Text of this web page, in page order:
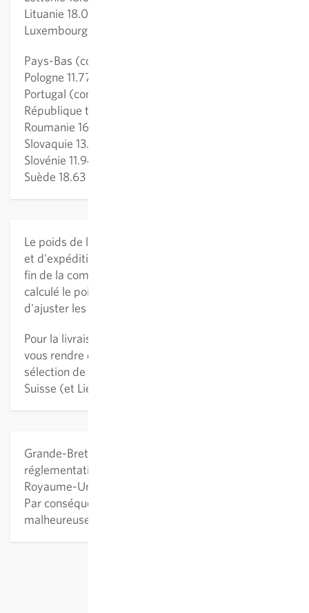
Lituanie 18.03 €
Luxembourg 10.20 €
Pays-Bas (continentals) 10.79 €
Pologne 11.77 €
Portugal (continental) 15.79 €
République tchèque 12.21€
Roumanie 16.24 €
Slovaquie 13.08 €
Slovénie 11.94 €
Suède 18.63 €
Le poids de la commande et les frais de traitement
et d'expédition qui en résultent sont spécifiés à la
fin de la commande. Si la boutique en ligne a mal
calculé le poids, nous nous réservons le droit
d'ajuster les frais de traitement et d'expédition.
Pour la livraison dans les pays suivants, veuillez
vous rendre dans la boutique individuelle via la
sélection de pays dans le coin supérieur droit :
Suisse (et Liechtenstein).
Grande-Bretagne (UK) : En raison de Brexit, la
réglementation relative à la navigation vers le
Royaume-Uni est devenue beaucoup plus difficile.
Par conséquent, nous ne pouvons
malheureusement plus livrer au Royaume-Uni.